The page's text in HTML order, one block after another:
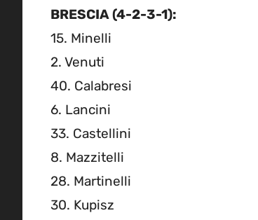
BRESCIA (4-2-3-1):
15. Minelli
2. Venuti
40. Calabresi
6. Lancini
33. Castellini
8. Mazzitelli
28. Martinelli
30. Kupisz